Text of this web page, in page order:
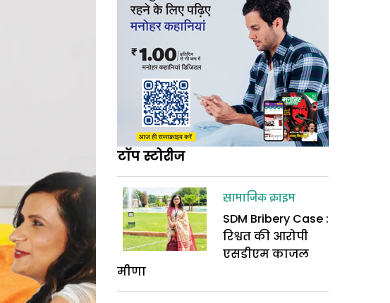
टॉप स्टोरीज
सामाजिक क्राइम
SDM Bribery Case :
रिश्वत की आरोपी
एसडीएम काजल
मीणा